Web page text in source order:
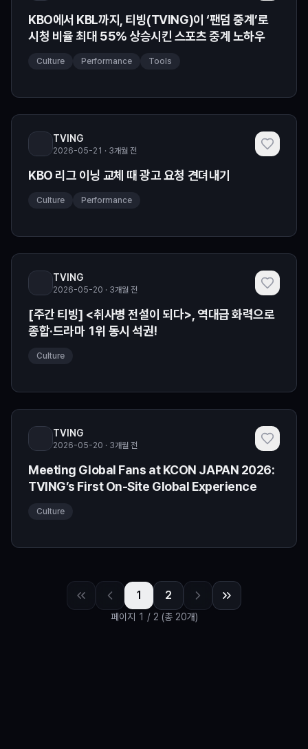
KBO에서 KBL까지, 티빙(TVING)이 ‘팬덤 중계’로
시청 비율 최대 55% 상승시킨 스포츠 중계 노하우
Culture Performance Tools
TVING
2026-05-21 · 3개월 전
KBO 리그 이닝 교체 때 광고 요청 견뎌내기
Culture Performance
TVING
2026-05-20 · 3개월 전
[주간 티빙] <취사병 전설이 되다>, 역대급 화력으로
종합·드라마 1위 동시 석권!
Culture
TVING
2026-05-20 · 3개월 전
Meeting Global Fans at KCON JAPAN 2026:
TVING’s First On-Site Global Experience
Culture
1 2
페이지 1 / 2 (총 20개)